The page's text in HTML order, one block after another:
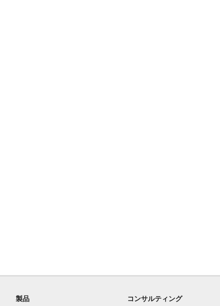
製品
コンサルティング